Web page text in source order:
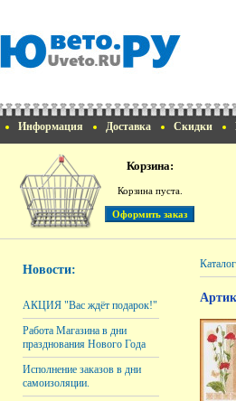
Информация Доставка Скидки
Корзина:
Корзина пуста.
Новости:
АКЦИЯ "Вас ждёт подарок!"
Работа Магазина в дни
празднования Нового Года
Исполнение заказов в дни
самоизоляции.
Каталог